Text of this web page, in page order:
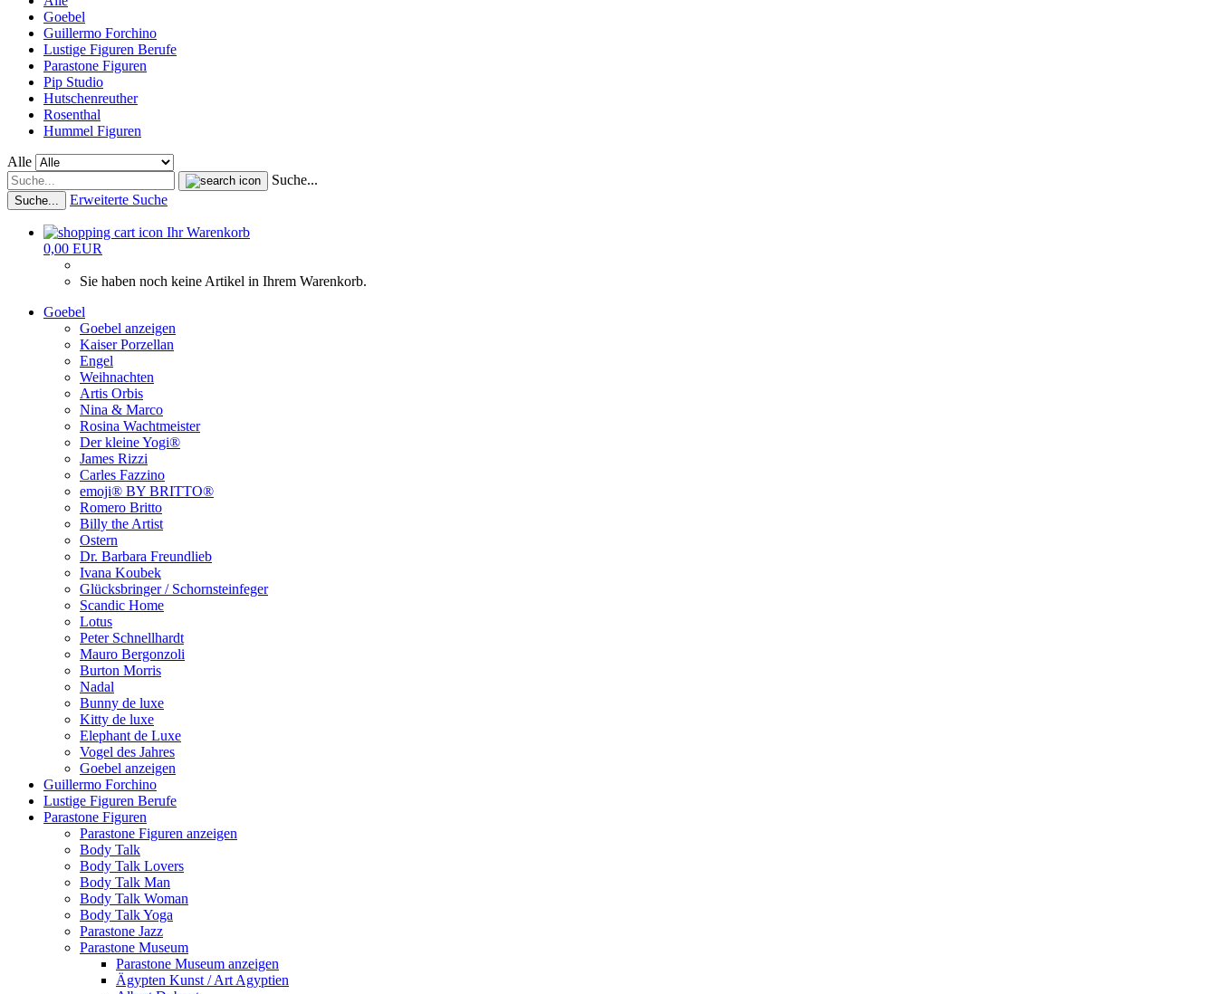
Goebel
Guillermo Forchino
Lustige Figuren Berufe
Parastone Figuren
Pip Studio
Hutschenreuther
Rosenthal
Hummel Figuren
Alle
Suche...
Suche... Erweiterte Suche
Ihr Warenkorb
0,00 EUR
Sie haben noch keine Artikel in Ihrem Warenkorb.
Goebel
Goebel anzeigen
Kaiser Porzellan
Engel
Weihnachten
Artis Orbis
Nina & Marco
Rosina Wachtmeister
Der kleine Yogi®
James Rizzi
Carles Fazzino
emoji® BY BRITTO®
Romero Britto
Billy the Artist
Ostern
Dr. Barbara Freundlieb
Ivana Koubek
Glücksbringer / Schornsteinfeger
Scandic Home
Lotus
Peter Schnellhardt
Mauro Bergonzoli
Burton Morris
Nadal
Bunny de luxe
Kitty de luxe
Elephant de Luxe
Vogel des Jahres
Goebel anzeigen
Guillermo Forchino
Lustige Figuren Berufe
Parastone Figuren
Parastone Figuren anzeigen
Body Talk
Body Talk Lovers
Body Talk Man
Body Talk Woman
Body Talk Yoga
Parastone Jazz
Parastone Museum
Parastone Museum anzeigen
Ägypten Kunst / Art Agyptien